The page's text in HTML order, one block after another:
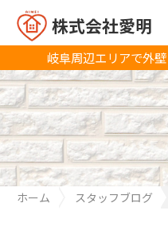
岐阜周辺エリアで外
株式会社愛明
ホーム スタッフブログ